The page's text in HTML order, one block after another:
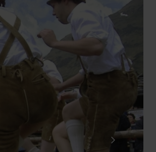
Als Gegenleistung stimme ich zu, weitere
widerrufen. DieDatenschutzerklärung habe ich
Absenden des Formulars, erklären Sie, dass Sie die
und akzeptiert haben.